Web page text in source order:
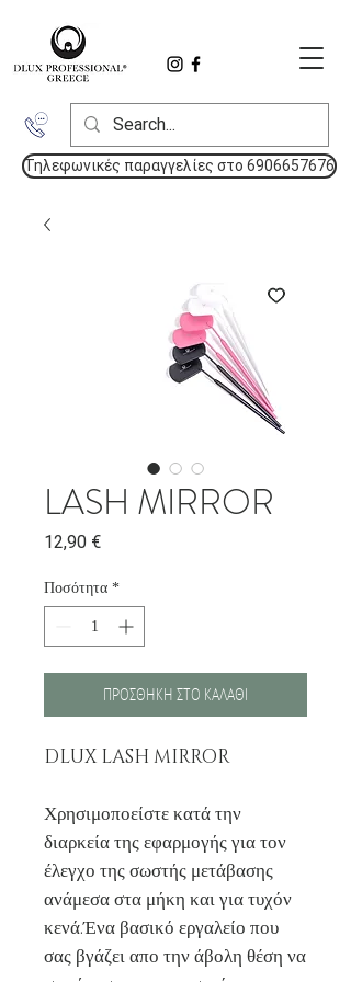
Τηλεφωνικές παραγγελίες στο 6906657676
LASH MIRROR
12,90 €Τιμή
Ποσότητα *
ΠΡΟΣΘΗΚΗ ΣΤΟ ΚΑΛΑΘΙ
DLUX LASH MIRROR
Χρησιμοποείστε κατά την
διαρκεία της εφαρμογής για τον
έλεγχο της σωστής μετάβασης
ανάμεσα στα μήκη και για τυχόν
κενά.Ένα βασικό εργαλείο που
σας βγάζει απο την άβολη θέση να